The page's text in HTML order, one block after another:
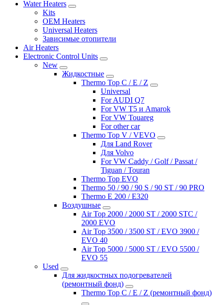
Water Heaters
Kits
OEM Heaters
Universal Heaters
Зависимые отопители
Air Heaters
Electronic Control Units
New
Жидкостные
Thermo Top C / E / Z
Universal
For AUDI Q7
For VW T5 и Amarok
For VW Touareg
For other car
Thermo Top V / VEVO
Для Land Rover
Для Volvo
For VW Caddy / Golf / Passat /
Tiguan / Touran
Thermo Top EVO
Thermo 50 / 90 / 90 S / 90 ST / 90 PRO
Thermo E 200 / E320
Воздушные
Air Top 2000 / 2000 ST / 2000 STC /
2000 EVO
Air Top 3500 / 3500 ST / EVO 3900 /
EVO 40
Air Top 5000 / 5000 ST / EVO 5500 /
EVO 55
Used
Для жидкостных подогревателей
(ремонтный фонд)
Thermo Top C / E / Z (ремонтный фонд)